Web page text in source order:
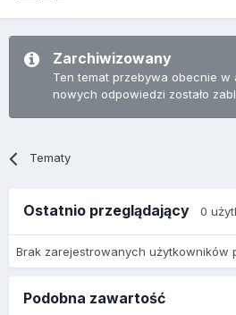
Zarchiwizowany
Ten temat przebywa obecnie w
nowych odpowiedzi zostało
Tematy
Ostatnio przeglądający 0
Brak zarejestrowanych użytkowników
Podobna zawartość